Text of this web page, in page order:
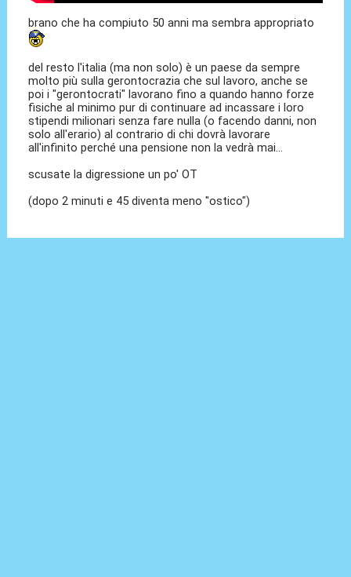
brano che ha compiuto 50 anni ma sembra appropriato
del resto l'italia (ma non solo) è un paese da sempre
molto più sulla gerontocrazia che sul lavoro, anche se
poi i "gerontocrati" lavorano fino a quando hanno forze
fisiche al minimo pur di continuare ad incassare i loro
stipendi milionari senza fare nulla (o facendo danni, non
solo all'erario) al contrario di chi dovrà lavorare
all'infinito perché una pensione non la vedrà mai...
scusate la digressione un po' OT
(dopo 2 minuti e 45 diventa meno "ostico")